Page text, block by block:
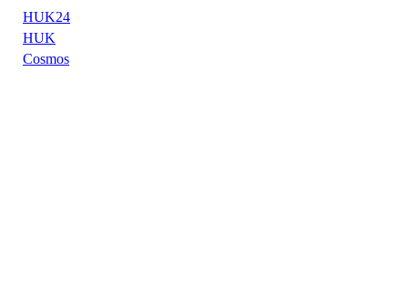
HUK24
HUK
Cosmos